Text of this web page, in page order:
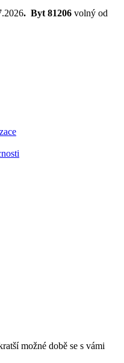
. Byt 81206 volný od
možné době se s vámi